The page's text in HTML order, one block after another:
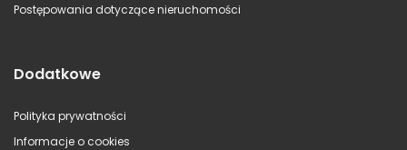
Postępowania dotyczące nieruchomości
Dodatkowe
Polityka prywatności
Informacje o cookies